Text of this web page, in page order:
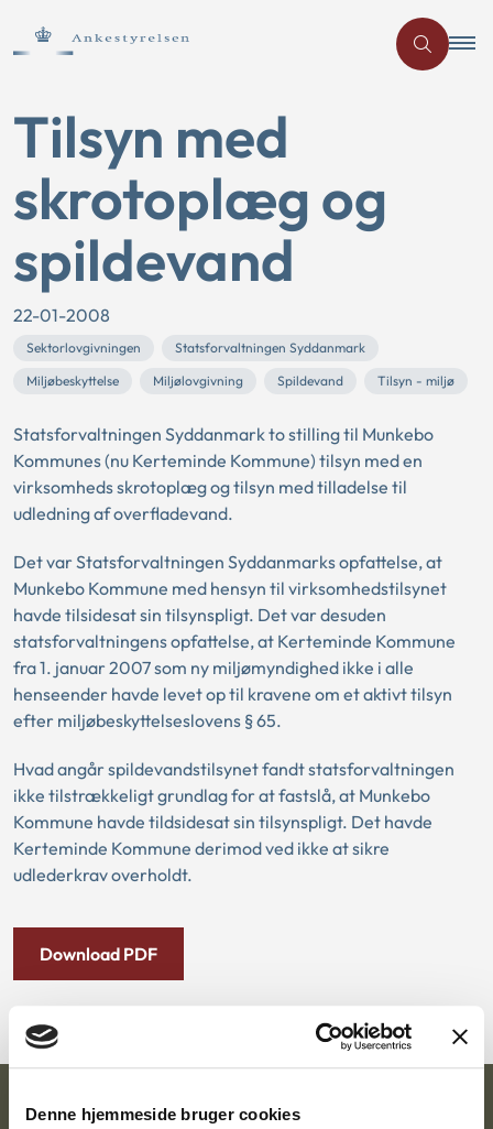
Denne hjemmeside bruger cookies
Tilsyn med
skrotoplæg og
spildevand
22-01-2008
Sektorlovgivningen
Statsforvaltningen Syddanmark
Miljøbeskyttelse
Miljølovgivning Spildevand Tilsyn - miljø
Statsforvaltningen Syddanmark to stilling til Munkebo
Kommunes (nu Kerteminde Kommune) tilsyn med en
virksomheds skrotoplæg og tilsyn med tilladelse til
udledning af overfladevand.
Det var Statsforvaltningen Syddanmarks opfattelse, at
Munkebo Kommune med hensyn til virksomhedstilsynet
havde tilsidesat sin tilsynspligt. Det var desuden
statsforvaltningens opfattelse, at Kerteminde Kommune
fra 1. januar 2007 som ny miljømyndighed ikke i alle
henseender havde levet op til kravene om et aktivt tilsyn
efter miljøbeskyttelseslovens § 65.
Hvad angår spildevandstilsynet fandt statsforvaltningen
ikke tilstrækkeligt grundlag for at fastslå, at Munkebo
Kommune havde tildsidesat sin tilsynspligt. Det havde
Kerteminde Kommune derimod ved ikke at sikre
udlederkrav overholdt.
Download PDF
Ankestyrelsen